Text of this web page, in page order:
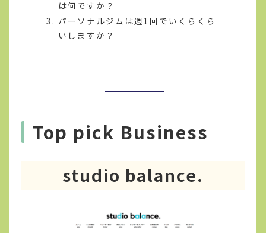
は何ですか？
パーソナルジムは週1回でいくらくら
いしますか？
Top pick Business
studio balance.